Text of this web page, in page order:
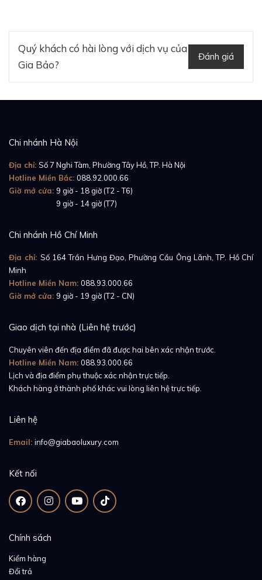
Quý khách có hài lòng với dịch vụ của
Gia Bảo?
Đánh giá
Chi nhánh Hà Nội
Địa chỉ: Số 7 Nghi Tàm, Phường Tây Hồ, TP. Hà Nội
Hotline Miền Bắc: 088.92.000.66
Giờ mở cửa: 9 giờ - 18 giờ (T2 - T6)
9 giờ - 14 giờ (T7)
Chi nhánh Hồ Chí Minh
Địa chỉ: Số 164 Trần Hưng Đạo, Phường Cầu Ông Lãnh, TP. Hồ Chí
Minh
Hotline Miền Nam: 088.93.000.66
Giờ mở cửa: 9 giờ - 19 giờ (T2 - CN)
Giao dịch tại nhà (Liên hệ trước)
Chuyên viên đến địa điểm đã được hai bên xác nhận trước.
Hotline Miền Nam: 088.93.000.66
Lịch và địa điểm phụ thuộc xác nhận trực tiếp.
Khách hàng ở thành phố khác vui lòng liên hệ trực tiếp.
Liên hệ
Email: info@giabaoluxury.com
Kết nối
Chính sách
Kiểm hàng
Đổi trả